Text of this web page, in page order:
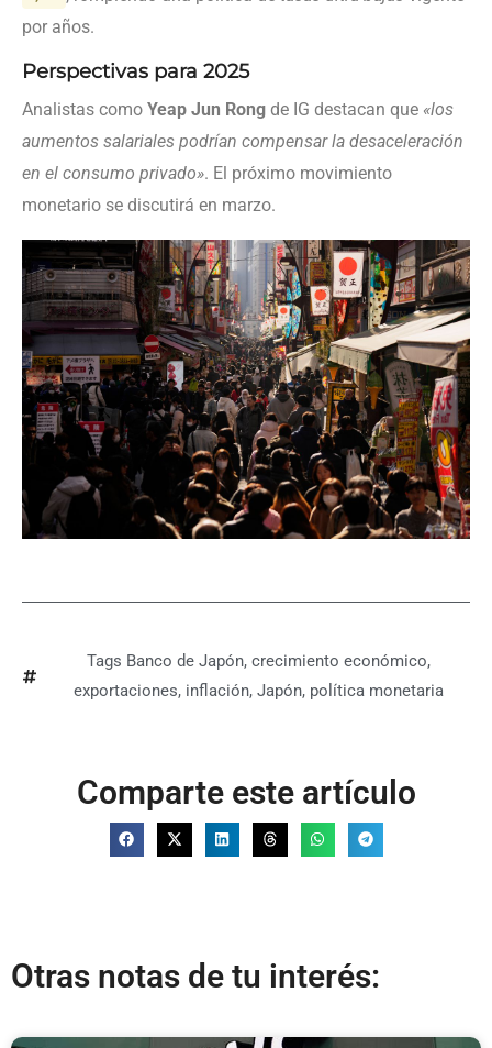
por años.
Perspectivas para 2025
Analistas como Yeap Jun Rong de IG destacan que «los
aumentos salariales podrían compensar la desaceleración
en el consumo privado». El próximo movimiento
monetario se discutirá en marzo.
Tags Banco de Japón, crecimiento económico,
exportaciones, inflación, Japón, política monetaria
Comparte este artículo
Otras notas de tu interés: